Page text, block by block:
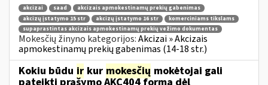
akcizai saad
akcizais apmokestinamų prekių gabenimas
akcizų įstatymo 15 str
akcizų įstatymo 16 str
komerciniams tikslams
supaprastintas akcizais apmokestinamų prekių vežimo dokumentas
Mokesčių žinyno kategorijos:Akcizai » Akcizais
apmokestinamų prekių gabenimas (14-18 str.)
Kokiu būdu ir kur mokesčių mokėtojai gali
pateikti prašymo AKC404 formą dėl